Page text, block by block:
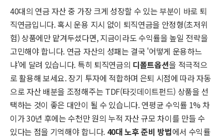
40대의 연금 자산 중 가장 크게 성장할 수 있는 부분이 바로 퇴
직연금입니다. 혹시 운용 지시 없이 퇴직연금을 안정형(초저위
험) 상품에만 맡겨두셨다면, 지금이라도 수익률을 높일 전략을
고민해야 합니다. 연금 자산의 성패는 결국 '어떻게 운용하느
냐'에 달려 있습니다. 특히 퇴직연금의 디폴트옵션을 적극적으
로 활용해 보세요. 장기 투자에 적합하며 은퇴 시점에 따라 자동
으로 자산 배분을 조정해주는 TDF(타깃데이트펀드) 상품을 선
택하는 것이 좋은 대안이 될 수 있습니다. 연평균 수익률 1% 차
이가 30년 후에는 수천만 원의 누적 자산 규모 차이를 만들 수
있다는 점을 기억해야 합니다. 40대 노후 준비 방법에서 수익률